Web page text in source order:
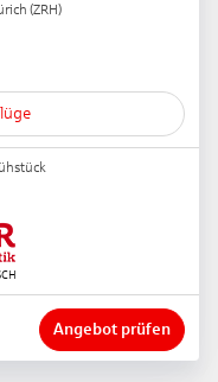
(ZRH)
Angebot prüfen